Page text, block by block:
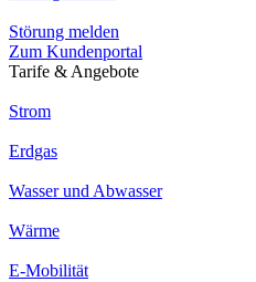
Störung melden
Zum Kundenportal
Tarife & Angebote
Strom
Erdgas
Wasser und Abwasser
Wärme
E-Mobilität